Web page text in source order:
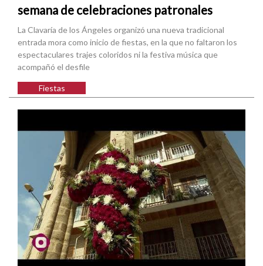
semana de celebraciones patronales
La Clavaría de los Ángeles organizó una nueva tradicional
entrada mora como inicio de fiestas, en la que no faltaron los
espectaculares trajes coloridos ni la festiva música que
acompañó el desfile
Fiestas